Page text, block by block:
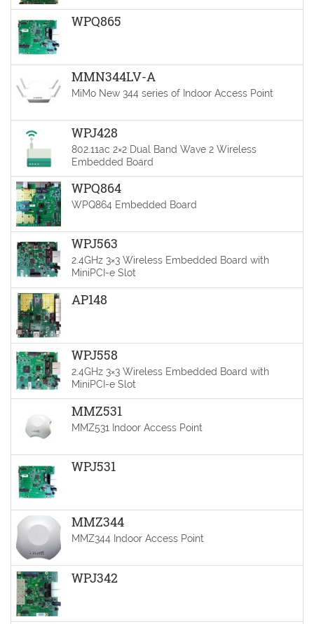
WPQ865
MMN344LV-A
MiMo New 344 series of Indoor Access Point
WPJ428
802.11ac 2×2 Dual Band Wave 2 Wireless
Embedded Board
WPQ864
WPQ864 Embedded Board
WPJ563
2.4GHz 3×3 Wireless Embedded Board with
MiniPCI-e Slot
AP148
WPJ558
2.4GHz 3×3 Wireless Embedded Board with
MiniPCI-e Slot
MMZ531
MMZ531 Indoor Access Point
WPJ531
MMZ344
MMZ344 Indoor Access Point
WPJ342